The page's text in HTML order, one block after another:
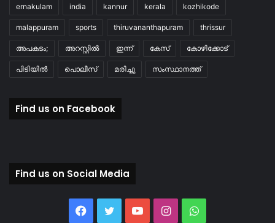
ernakulam india kannur kerala kozhikode
malappuram sports thiruvananthapuram thrissur
അപകടം; അറസ്റ്റിൽ ഇന്ന് കേസ് കോഴിക്കോട്
പിടിയിൽ പൊലീസ് മരിച്ചു സംസ്ഥാനത്ത്
Find us on Facebook
Find us on Social Media
Facebook
TwitterYouTubeInstagramWhatsApp